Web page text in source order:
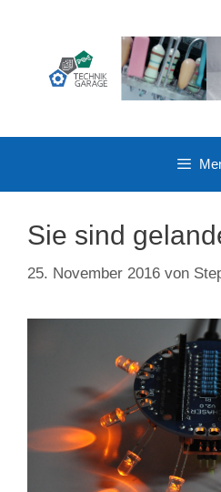
Sie sind
25. November 2016 von